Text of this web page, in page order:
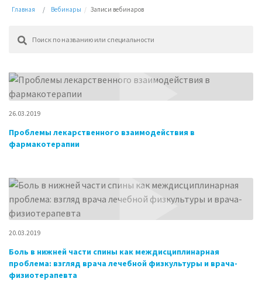
Главная Вебинары Записи вебинаров
26.03.2019
Проблемы лекарственного взаимодействия в
фармакотерапии
20.03.2019
Боль в нижней части спины как междисциплинарная
проблема: взгляд врача лечебной физкультуры и врача-
физиотерапевта